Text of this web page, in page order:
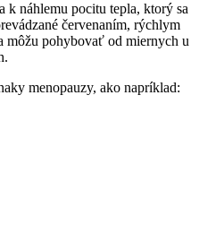
k náhlemu pocitu tepla, ktorý sa
červenaním, rýchlym
môžu pohybovať od miernych u
menopauzy, ako napríklad: